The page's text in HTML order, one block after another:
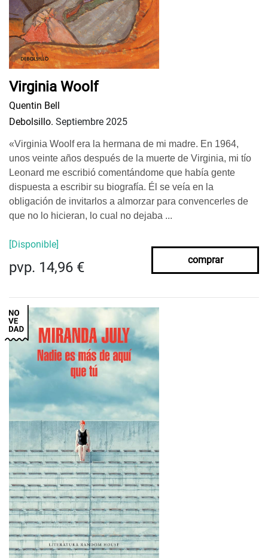
Virginia Woolf
Quentin Bell
Debolsillo. Septiembre 2025
«Virginia Woolf era la hermana de mi madre. En 1964,
unos veinte años después de la muerte de Virginia, mi tío
Leonard me escribió comentándome que había gente
dispuesta a escribir su biografía. Él se veía en la
obligación de invitarlos a almorzar para convencerles de
que no lo hicieran, lo cual no dejaba ...
[Disponible]
pvp. 14,96 € comprar